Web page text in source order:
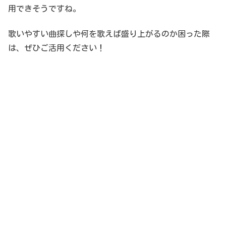
用できそうですね。
歌いやすい曲探しや何を歌えば盛り上がるのか困った際
は、ぜひご活用ください！